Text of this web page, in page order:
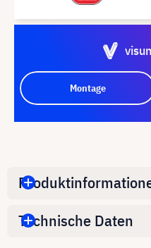
Montage
Technische Daten